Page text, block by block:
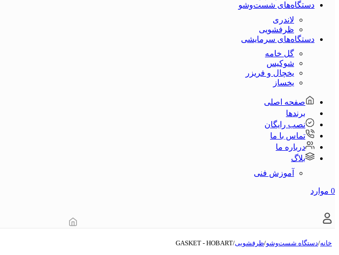
دستگاه‌های شست‌و‌شو
لاندری
ظرفشویی
دستگاه‌های سرمایشی
گل خامه
شوکیس
یخچال و فریزر
یخساز
صفحه اصلی
برندها
نصب رایگان
تماس با ما
درباره ما
بلاگ
آموزش فنی
0 موارد
خانه/دستگاه شست‌و‌شو/ظرفشویی/
GASKET - HOBART